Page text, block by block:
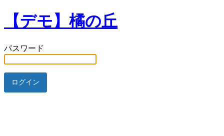
【デモ】橘の丘
パスワード